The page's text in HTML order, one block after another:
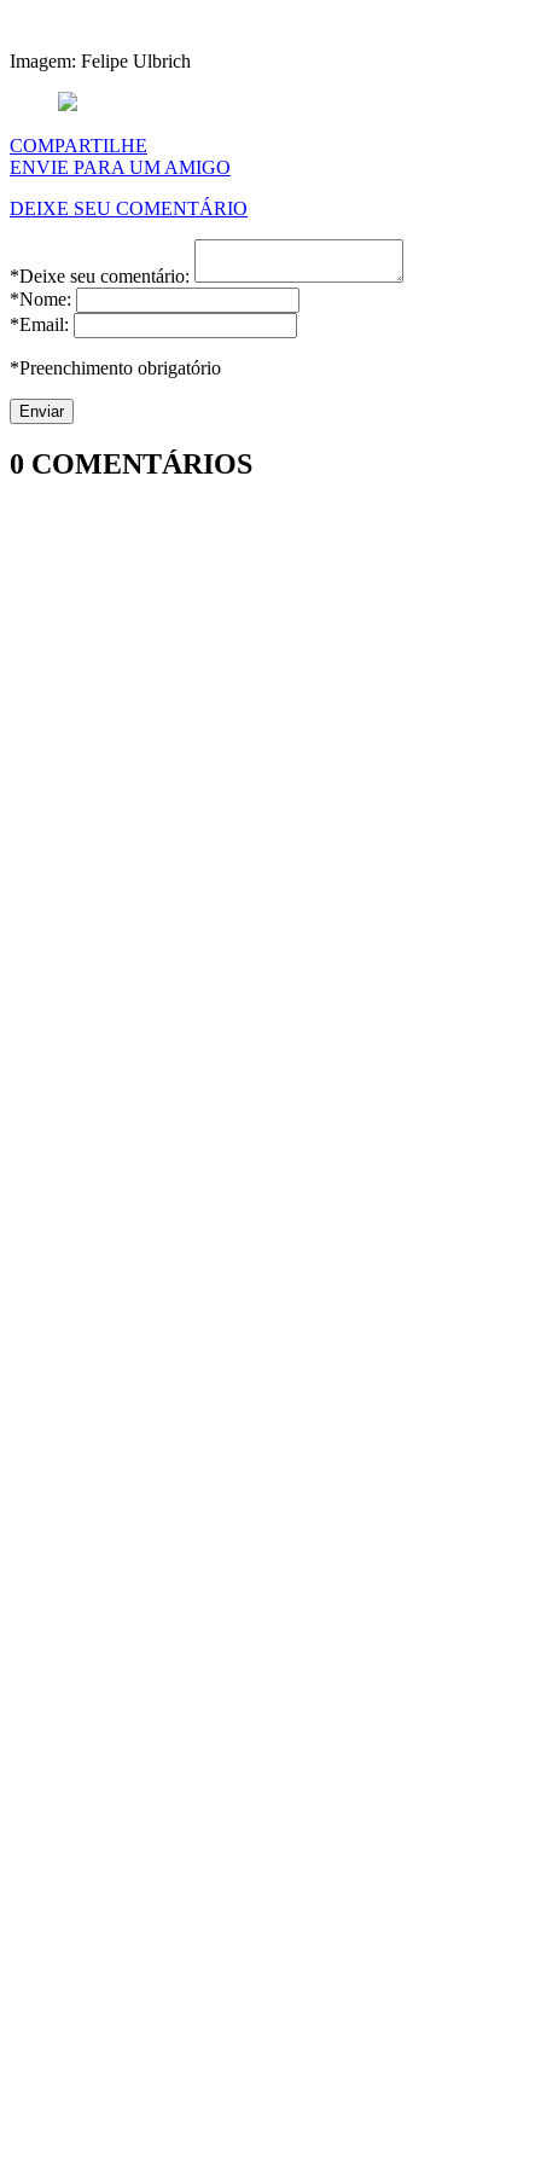
Imagem: Felipe Ulbrich
COMPARTILHE
ENVIE PARA UM AMIGO
DEIXE SEU COMENTÁRIO
*Deixe seu comentário:
*Nome:
*Email:
*Preenchimento obrigatório
0 COMENTÁRIOS